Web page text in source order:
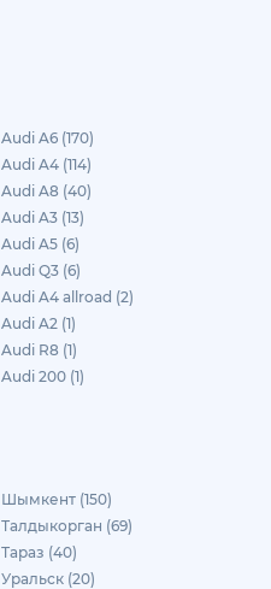
Audi A6 (170)
Audi A4 (114)
Audi A8 (40)
Audi A3 (13)
Audi A5 (6)
Audi Q3 (6)
Audi A4 allroad (2)
Audi A2 (1)
Audi R8 (1)
Audi 200 (1)
Шымкент (150)
Талдыкорган (69)
Тараз (40)
Уральск (20)